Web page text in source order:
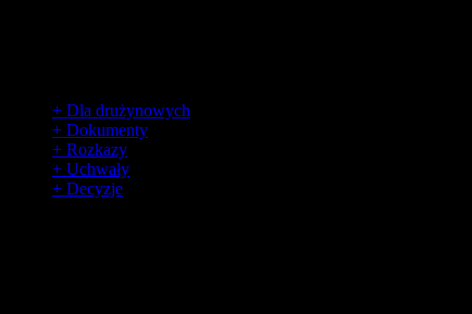
+ Dla drużynowych
+ Dokumenty
+ Rozkazy
+ Uchwały
+ Decyzje